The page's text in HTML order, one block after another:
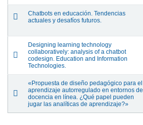
Chatbots en educación. Tendencias
actuales y desafíos futuros.
Designing learning technology
collaboratively: analysis of a chatbot
codesign. Education and Information
Technologies.
«Propuesta de diseño pedagógico para el
aprendizaje autorregulado en entornos de
docencia en línea. ¿Qué papel pueden
jugar las analíticas de aprendizaje?»